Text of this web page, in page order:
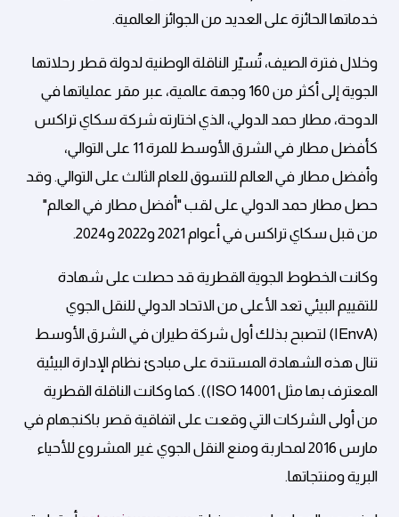
خدماتها الحائزة على العديد من الجوائز العالمية.
وخلال فترة الصيف، تُسيّر الناقلة الوطنية لدولة قطر رحلاتها
الجوية إلى أكثر من 160 وجهة عالمية، عبر مقر عملياتها في
الدوحة، مطار حمد الدولي، الذي اختارته شركة سكاي تراكس
كأفضل مطار في الشرق الأوسط للمرة 11 على التوالي،
وأفضل مطار في العالم للتسوق للعام الثالث على التوالي. وقد
حصل مطار حمد الدولي على لقب "أفضل مطار في العالم"
من قبل سكاي تراكس في أعوام 2021 و2022 و2024.
وكانت الخطوط الجوية القطرية قد حصلت على شهادة
للتقييم البيئي تعد الأعلى من الاتحاد الدولي للنقل الجوي
(IEnvA) لتصبح بذلك أول شركة طيران في الشرق الأوسط
تنال هذه الشهادة المستندة على مبادئ نظام الإدارة البيئية
المعترف بها مثل ISO 14001)). كما وكانت الناقلة القطرية
من أولى الشركات التي وقعت على اتفاقية قصر باكنجهام في
مارس 2016 لمحاربة ومنع النقل الجوي غير المشروع للأحياء
البرية ومنتجاتها.